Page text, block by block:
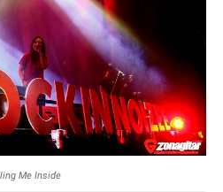
Me Inside